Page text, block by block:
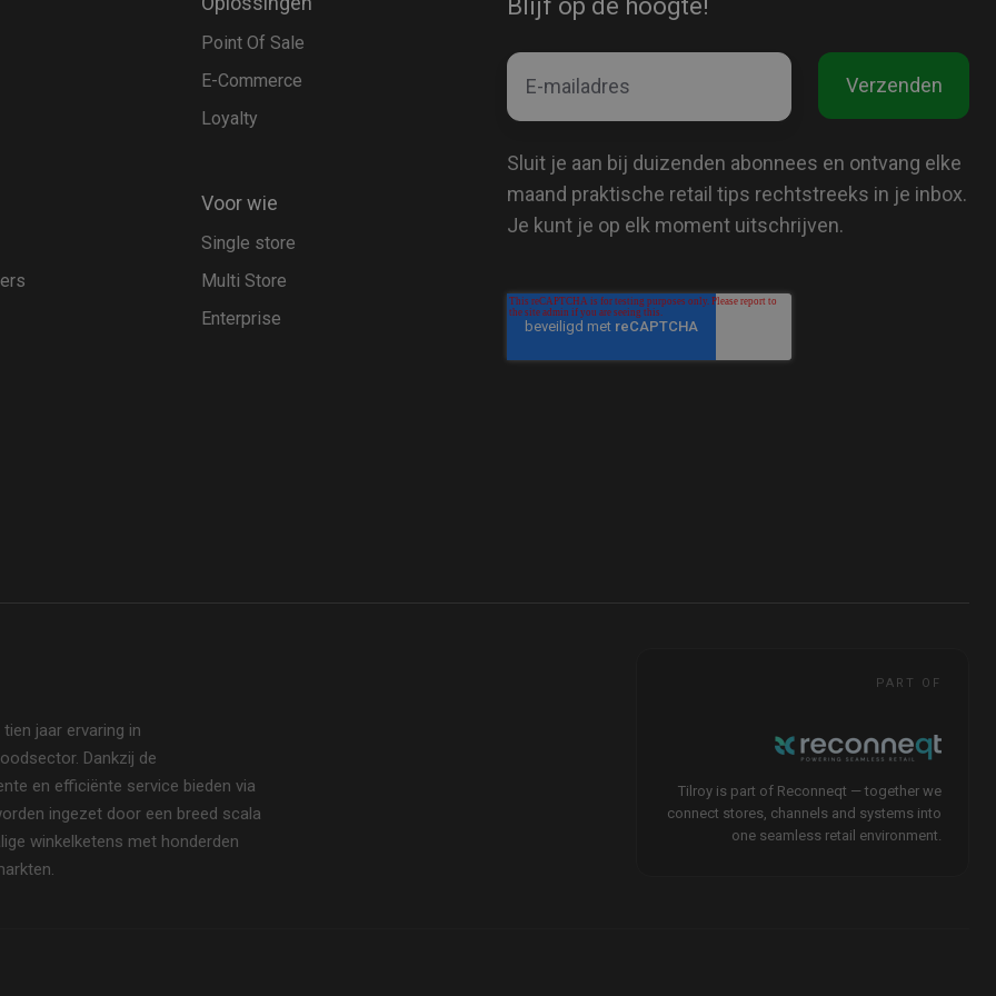
Point Of Sale
E-Commerce
Loyalty
Voor wie
Single store
Multi Store
Enterprise
Blijf op de hoogte!
Sluit je aan bij duizenden abonnees en ontvang elke
maand praktische retail tips rechtstreeks in je inbox.
Je kunt je op elk moment uitschrijven.
jaar ervaring in
Dankzij de
en efficiënte service bieden via
ingezet door een breed scala
winkelketens met honderden
PART OF
Tilroy is part of Reconneqt — together we
connect stores, channels and systems into
one seamless retail environment.